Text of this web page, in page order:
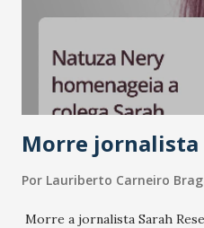
Morre jornalista
Por Lauriberto Carneiro
Morre a jornalista Sarah